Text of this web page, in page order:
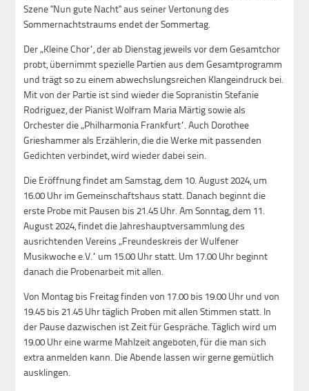
Szene "Nun gute Nacht" aus seiner Vertonung des
Sommernachtstraums endet der Sommertag.
Der „Kleine Chor“, der ab Dienstag jeweils vor dem Gesamtchor
probt, übernimmt spezielle Partien aus dem Gesamtprogramm
und trägt so zu einem abwechslungsreichen Klangeindruck bei.
Mit von der Partie ist sind wieder die Sopranistin Stefanie
Rodriguez, der Pianist Wolfram Maria Märtig sowie als
Orchester die „Philharmonia Frankfurt“. Auch Dorothee
Grieshammer als Erzählerin, die die Werke mit passenden
Gedichten verbindet, wird wieder dabei sein.
Die Eröffnung findet am Samstag, dem 10. August 2024, um
16.00 Uhr im Gemeinschaftshaus statt. Danach beginnt die
erste Probe mit Pausen bis 21.45 Uhr. Am Sonntag, dem 11.
August 2024, findet die Jahreshauptversammlung des
ausrichtenden Vereins „Freundeskreis der Wulfener
Musikwoche e.V.“ um 15.00 Uhr statt. Um 17.00 Uhr beginnt
danach die Probenarbeit mit allen.
Von Montag bis Freitag finden von 17.00 bis 19.00 Uhr und von
19.45 bis 21.45 Uhr täglich Proben mit allen Stimmen statt. In
der Pause dazwischen ist Zeit für Gespräche. Täglich wird um
19.00 Uhr eine warme Mahlzeit angeboten, für die man sich
extra anmelden kann. Die Abende lassen wir gerne gemütlich
ausklingen.